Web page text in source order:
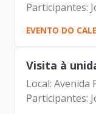
Participantes:
Maurício
Silva
EVENTO DO
Visita à
Local: Avenida
Participantes: